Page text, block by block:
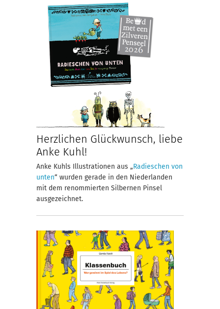
Herzlichen Glückwunsch, liebe
Anke Kuhl!
Anke Kuhls Illustrationen aus „Radieschen von
unten“ wurden gerade in den Niederlanden
mit dem renommierten Silbernen Pinsel
ausgezeichnet.